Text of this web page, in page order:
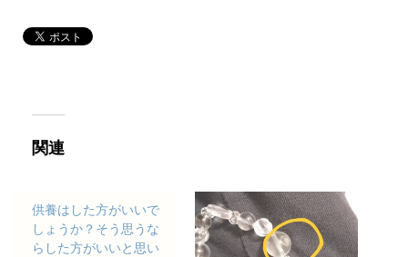
関連
供養はした方がいいで
しょうか？そう思うな
らした方がいいと思い